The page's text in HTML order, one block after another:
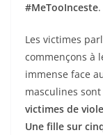
#MeTooInceste.
Les victimes
commençons à
immense face
masculines
victimes de
Une fille sur